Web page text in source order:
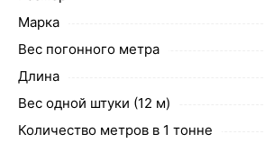
Марка
Вес погонного метра
Длина
Вес одной штуки (12 м)
Количество метров в 1 тонне